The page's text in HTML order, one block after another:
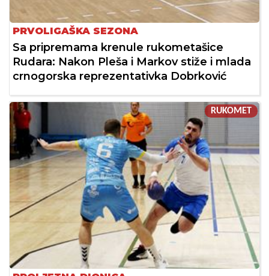
PRVOLIGAŠKA SEZONA
Sa pripremama krenule rukometašice
Rudara: Nakon Pleša i Markov stiže i mlada
crnogorska reprezentativka Dobrković
RUKOMET